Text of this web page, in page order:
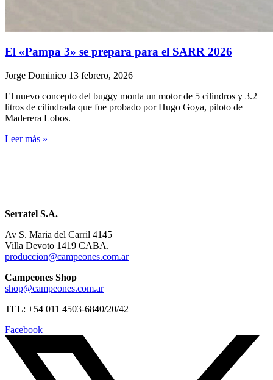
El «Pampa 3» se prepara para el SARR 2026
Jorge Dominico 13 febrero, 2026
El nuevo concepto del buggy monta un motor de 5 cilindros y 3.2
litros de cilindrada que fue probado por Hugo Goya, piloto de
Maderera Lobos.
Leer más »
Serratel S.A.
Av S. Maria del Carril 4145
Villa Devoto 1419 CABA.
produccion@campeones.com.ar
Campeones Shop
shop@campeones.com.ar
TEL: +54 011 4503-6840/20/42
Facebook